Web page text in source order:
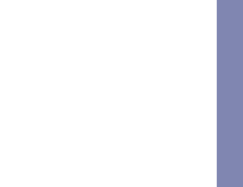
liquidi che si concentra